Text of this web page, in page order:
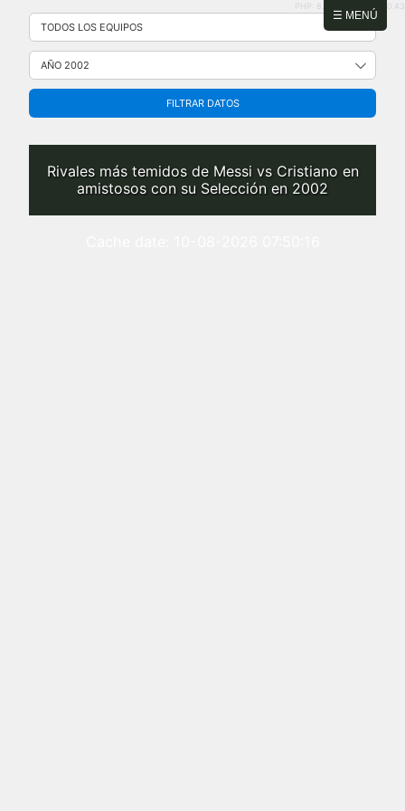
☰ MENÚ
Saltar
contenido
PHP: 8.2.31 | MySQL: 8.0.43
FILTRAR DATOS
Rivales más temidos de Messi vs Cristiano en
amistosos con su Selección en 2002